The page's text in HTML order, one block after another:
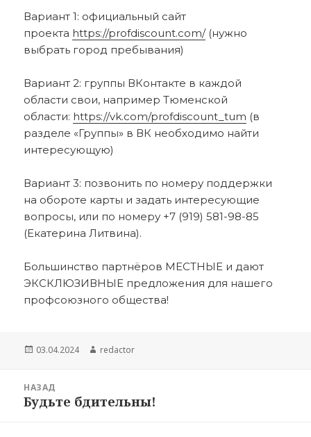
Вариант 1: официальный сайт
проекта https://profdiscount.com/(нужно
выбрать город пребывания)
Вариант 2: группы ВКонтакте в каждой
области свои, например Тюменской
области: https://vk.com/profdiscount_tum (в
разделе «Группы» в ВК необходимо найти
интересующую)
Вариант 3: позвонить по номеру поддержки
на обороте карты и задать интересующие
вопросы, или по номеру +7 (919) 581-98-85
(Екатерина Литвина).
Большинство партнёров МЕСТНЫЕ и дают
ЭКСКЛЮЗИВНЫЕ предложения для нашего
профсоюзного общества!
Опубликовано
03.04.2024 Автор
redactor
записям
НАЗАД
Предыдущая
Будьте бдительны!